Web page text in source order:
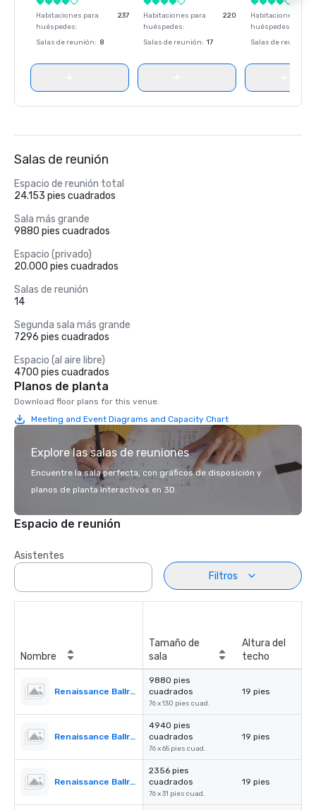
Habitaciones para
huéspedes:
237
Salas de reunión: 8
Habitaciones para
huéspedes:
220
Salas de reunión: 17
Habitaciones para
huéspedes
Salas de reunión
Salas de reunión
Espacio de reunión total
24.153 pies cuadrados
Sala más grande
9880 pies cuadrados
Espacio (privado)
20.000 pies cuadrados
Salas de reunión
14
Segunda sala más grande
7296 pies cuadrados
Espacio (al aire libre)
4700 pies cuadrados
Planos de planta
Download floor plans for this venue.
Meeting and Event Diagrams and Capacity Chart
Explore las salas de reuniones
Encuentre la sala perfecta, con gráficos de disposición y
planos de planta interactivos en 3D.
Espacio de reunión
Asistentes
Filtros
Nombre
Tamaño de
sala
Altura del
techo
Renaissance Ballroom
9880 pies
cuadrados
76 x 130 pies cuad.
19 pies
Renaissance Ballroom - Section l
4940 pies
cuadrados
76 x 65 pies cuad.
19 pies
Renaissance Ballroom - Section ll
2356 pies
cuadrados
76 x 31 pies cuad.
19 pies